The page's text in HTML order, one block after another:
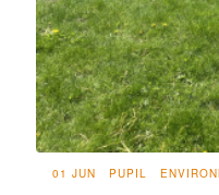
01 JUN PUPIL